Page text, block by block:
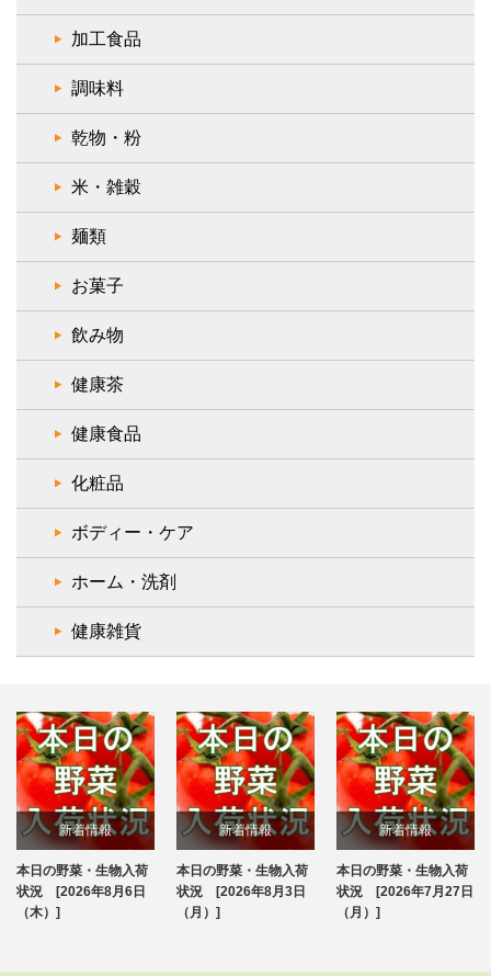
加工食品
調味料
乾物・粉
米・雑穀
麺類
お菓子
飲み物
健康茶
健康食品
化粧品
ボディー・ケア
ホーム・洗剤
健康雑貨
新着情報
ブログ
本日の野菜・生物入荷
状況 [2026年8月6日
（木）]
新着情報
ブログ
本日の野菜・生物入荷
状況 [2026年8月3日
（月）]
新着情報
ブログ
本日の野菜・生物入荷
状況 [2026年7月27日
（月）]